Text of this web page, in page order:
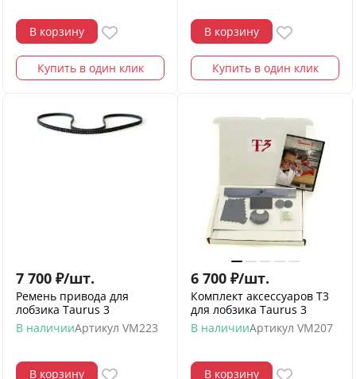
В корзину
Купить в один клик
В корзину
Купить в один клик
7 700 ₽/шт.
Ремень привода для
лобзика Taurus 3
В наличииАртикул VM223
В корзину
6 700 ₽/шт.
Комплект аксессуаров Т3
для лобзика Taurus 3
В наличииАртикул VM207
В корзину